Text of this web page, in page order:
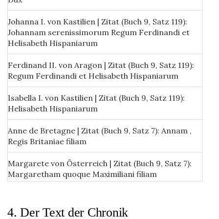
Johanna I. von Kastilien | Zitat (Buch 9, Satz 119):
Johannam serenissimorum Regum Ferdinandi et
Helisabeth Hispaniarum
Ferdinand II. von Aragon | Zitat (Buch 9, Satz 119):
Regum Ferdinandi et Helisabeth Hispaniarum
Isabella I. von Kastilien | Zitat (Buch 9, Satz 119):
Helisabeth Hispaniarum
Anne de Bretagne | Zitat (Buch 9, Satz 7): Annam ,
Regis Britaniae filiam
Margarete von Österreich | Zitat (Buch 9, Satz 7):
Margaretham quoque Maximiliani filiam
Ungariae Rex
4. Der Text der Chronik